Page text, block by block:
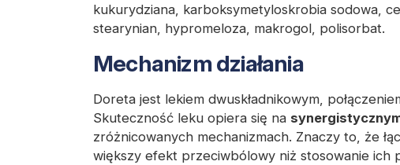
kukurydziana, karboksymetyloskrobia sodowa,
stearynian, hypromeloza, makrogol, polisorbat.
Mechanizm działania
Doreta jest lekiem dwuskładnikowym,
Skuteczność leku opiera się na
zróżnicowanych mechanizmach. Znaczy to, że
większy efekt przeciwbólowy niż stosowanie ich